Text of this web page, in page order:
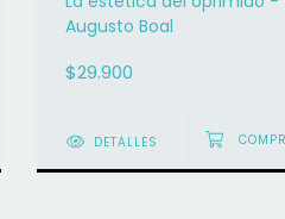
Augusto Boal
$29.900
DETALLES